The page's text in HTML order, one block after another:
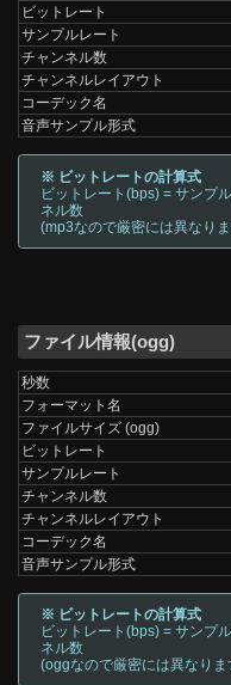
ビットレート
サンプルレート
チャンネル数
チャンネルレイアウト
コーデック名
音声サンプル形式
※ ビットレートの計算式
ビットレート(bps) = サンプ
ネル数
(mp3なので厳密には異なり
ファイル情報(ogg)
秒数
フォーマット名
ファイルサイズ (ogg)
ビットレート
サンプルレート
チャンネル数
チャンネルレイアウト
コーデック名
音声サンプル形式
※ ビットレートの計算式
ビットレート(bps) = サンプ
ネル数
(oggなので厳密には異なりま